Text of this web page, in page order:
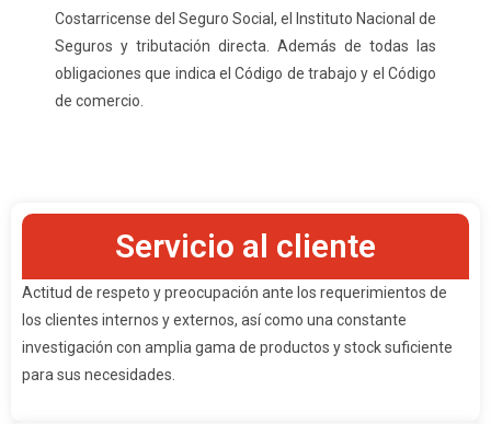
Costarricense del Seguro Social, el Instituto Nacional de
Seguros y tributación directa. Además de todas las
obligaciones que indica el Código de trabajo y el Código
de comercio.
Servicio al cliente
Actitud de respeto y preocupación ante los requerimientos de
los clientes internos y externos, así como una constante
investigación con amplia gama de productos y stock suficiente
para sus necesidades.